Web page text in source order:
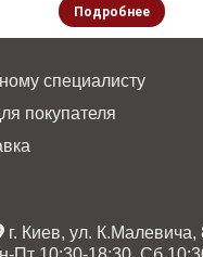
Подробнее
специалисту
покупателя
г. Киев, ул. К.Малевича,